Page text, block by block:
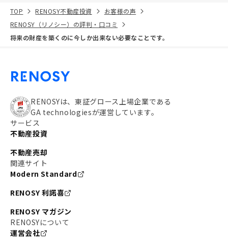
TOP RENOSY不動産投資
お客様の声
RENOSY（リノシー）の評判・口コミ
将来の財産を築くのに今しか出来ない必要なことです。
RENOSYは、東証グロース上場企業である
GA technologiesが運営しています。
サービス
不動産投資
不動産売却
関連サイト
Modern Standard
RENOSY 利諾喜
RENOSY マガジン
RENOSYについて
運営会社